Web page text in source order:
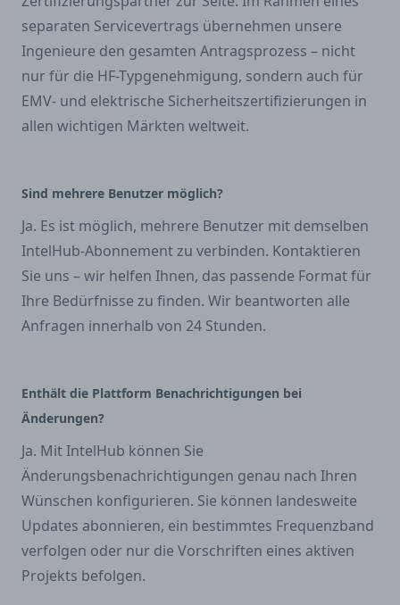
separaten Servicevertrags übernehmen unsere
Ingenieure den gesamten Antragsprozess – nicht
nur für die HF-Typgenehmigung, sondern auch für
EMV- und elektrische Sicherheitszertifizierungen in
allen wichtigen Märkten weltweit.
Sind mehrere Benutzer möglich?
Ja. Es ist möglich, mehrere Benutzer mit demselben
IntelHub-Abonnement zu verbinden. Kontaktieren
Sie uns – wir helfen Ihnen, das passende Format für
Ihre Bedürfnisse zu finden. Wir beantworten alle
Anfragen innerhalb von 24 Stunden.
Enthält die Plattform Benachrichtigungen bei
Änderungen?
Ja. Mit IntelHub können Sie
Änderungsbenachrichtigungen genau nach Ihren
Wünschen konfigurieren. Sie können landesweite
Updates abonnieren, ein bestimmtes Frequenzband
verfolgen oder nur die Vorschriften eines aktiven
Projekts befolgen.